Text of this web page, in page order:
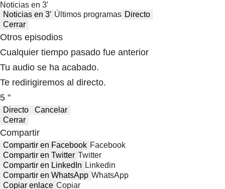
Noticias en 3′
Noticias en 3′ Últimos programas Directo
Cerrar
Otros episodios
Cualquier tiempo pasado fue anterior
Tu audio se ha acabado.
Te redirigiremos al directo.
5 "
Directo
Cancelar
Cerrar
Compartir
Compartir en Facebook Facebook
Compartir en Twitter Twitter
Compartir en LinkedIn Linkedin
Compartir en WhatsApp WhatsApp
Copiar enlace Copiar